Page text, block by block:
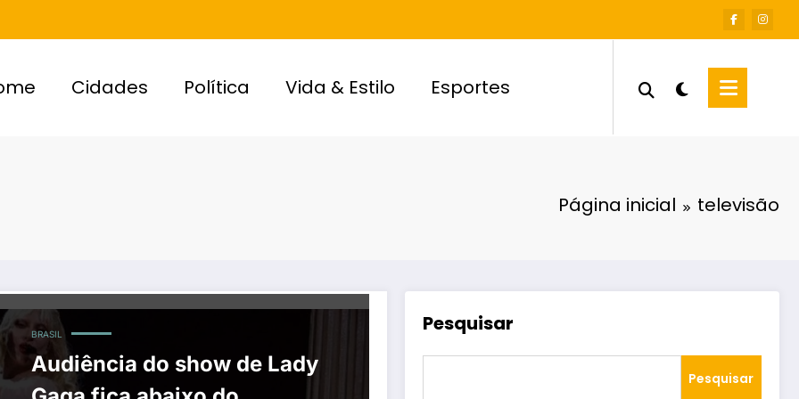
Cidades Política Vida & Estilo Esportes
Página inicial televisão
BRASIL
Audiência do show de Lady
Pesquisar
Pesquisar